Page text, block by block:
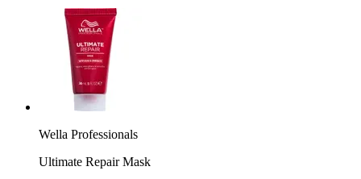
Wella Professionals
Ultimate Repair Mask